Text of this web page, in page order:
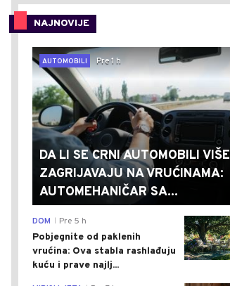
NAJNOVIJE
AUTOMOBILI
Pre 1 h
DA LI SE CRNI AUTOMOBILI VIŠE
ZAGRIJAVAJU NA VRUĆINAMA:
AUTOMEHANIČAR SA...
DOM Pre 5 h
Pobjegnite od paklenih
vrućina: Ova stabla rashlađuju
kuću i prave najlj...